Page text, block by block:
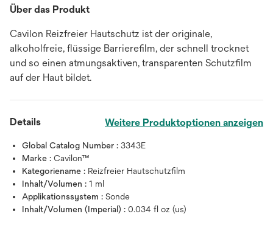
Über das Produkt
Cavilon Reizfreier Hautschutz ist der originale,
alkoholfreie, flüssige Barrierefilm, der schnell trocknet
und so einen atmungsaktiven, transparenten Schutzfilm
auf der Haut bildet.
Details Weitere Produktoptionen anzeigen
Global Catalog Number : 3343E
Marke : Cavilon™
Kategoriename : Reizfreier Hautschutzfilm
Inhalt/Volumen : 1 ml
Applikationssystem : Sonde
Inhalt/Volumen (Imperial) : 0.034 fl oz (us)